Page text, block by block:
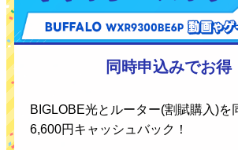
同時申込みでお得
BIGLOBE光とルーター(割賦購入)を
6,600円キャッシュバック！